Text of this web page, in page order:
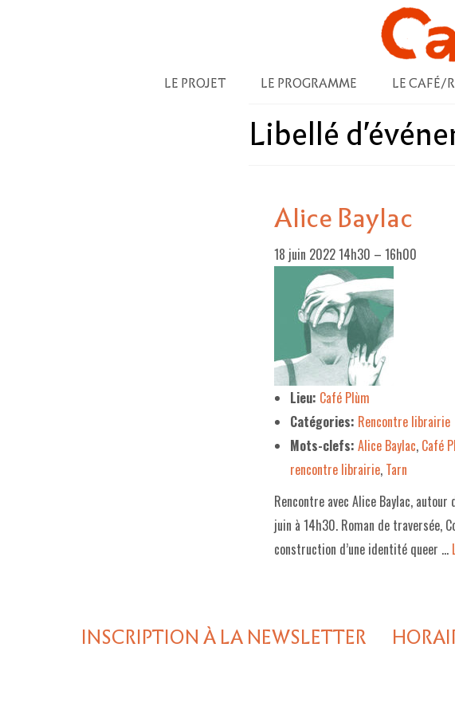
LE PROJET LE PROGRAMME LE CAFÉ/
Libellé
Alice Baylac
18 juin 2022 14h30 – 16h00
Lieu: Café Plùm
Catégories: Rencontre librairie
Mots-clefs: Alice Baylac, Café
rencontre librairie, Tarn
Rencontre avec Alice Baylac,
juin à 14h30. Roman de traversée,
construction d’une identité queer …
INSCRIPTION À LA NEWSLETTER